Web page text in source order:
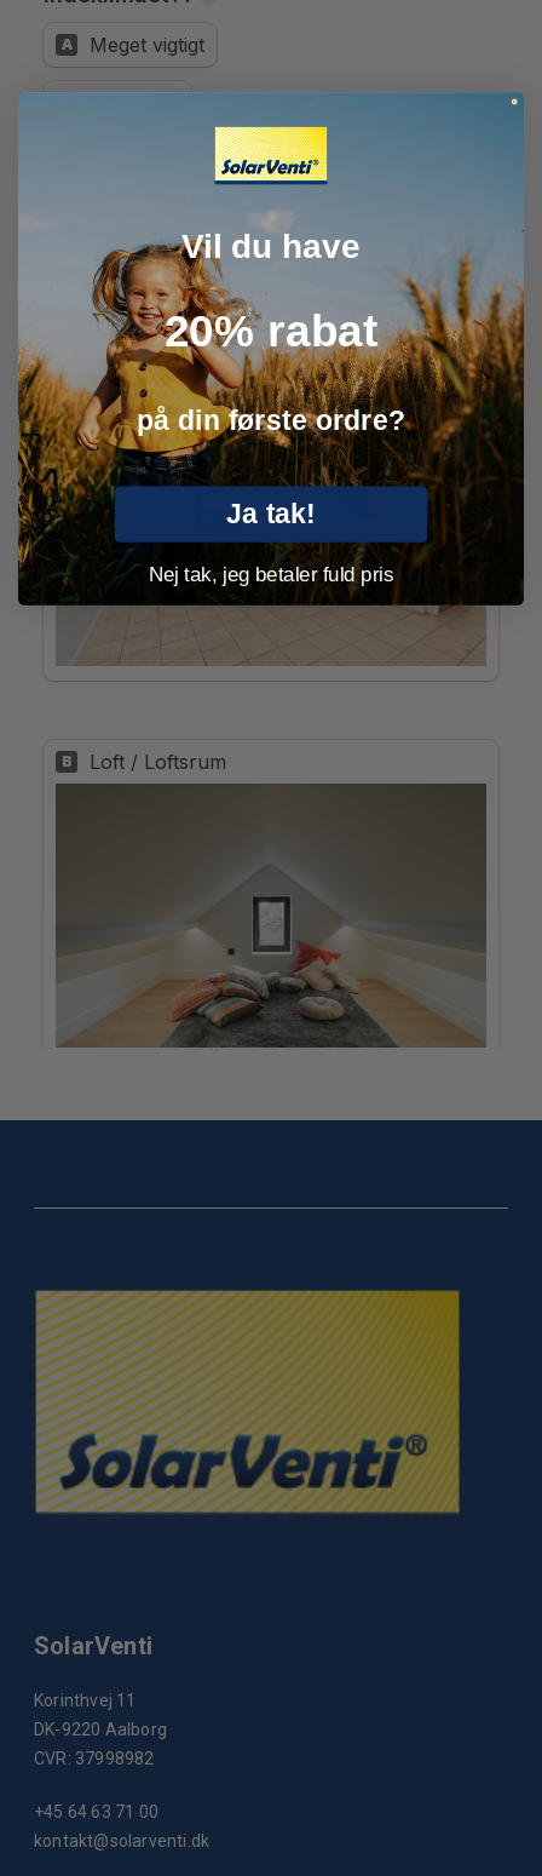
SolarVenti
Korinthvej 11
DK-9220 Aalborg
CVR: 37998982
+45 64 63 71 00
kontakt@solarventi.dk
Vil du have
20% rabat
på din første ordre?
Ja tak!
Nej tak, jeg betaler fuld pris